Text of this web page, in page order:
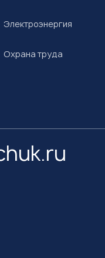
Электроэнергия
Охрана труда